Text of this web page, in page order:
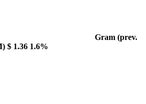
Gram (prev.
$ 1.36 1.6%